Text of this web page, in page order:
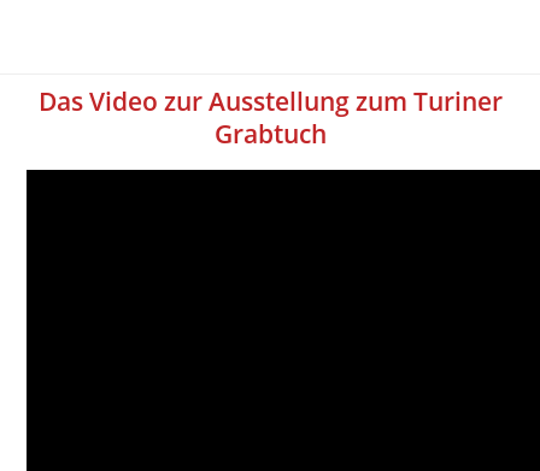
Das Video zur Ausstellung zum Turiner
Grabtuch